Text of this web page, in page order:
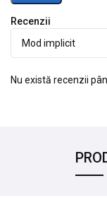
Recenzii
Nu există recenzii